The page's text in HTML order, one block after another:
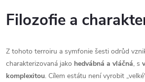
Filozofie a
Z tohoto terroiru a symfonie šesti odrůd
charakterizovaná jako hedvábná a vláčná, s
komplexitou. Cílem estátu není vyrobit